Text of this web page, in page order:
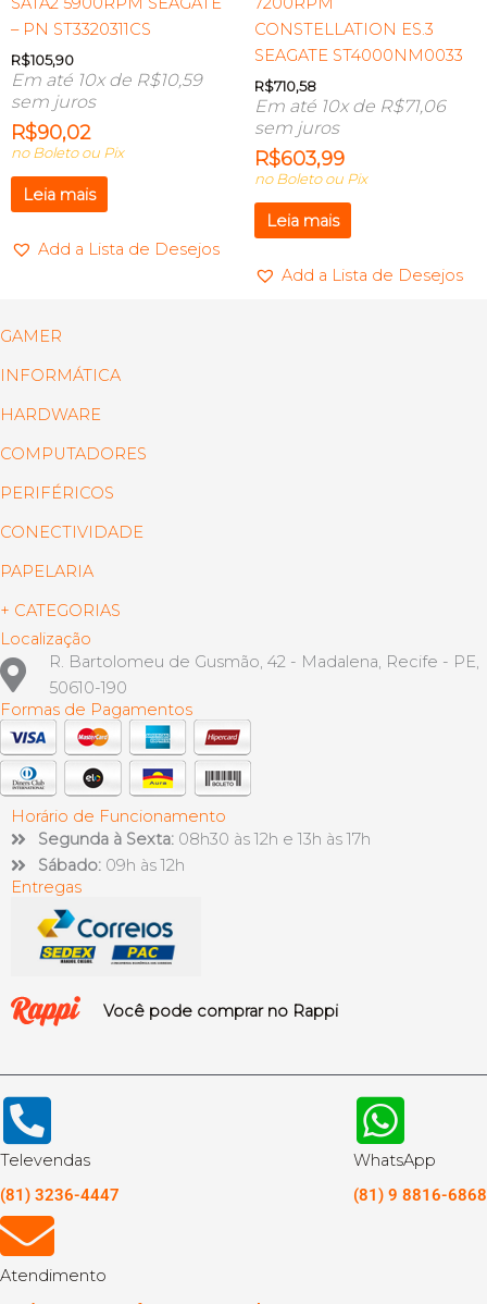
– PN ST3320311CS
R$105,90
Em até 10x de R$10,59
sem juros
R$90,02
no Boleto ou Pix
Leia mais
Add a Lista de Desejos
CONSTELLATION ES.3
SEAGATE ST4000NM0033
R$710,58
Em até 10x de R$71,06
sem juros
R$603,99
no Boleto ou Pix
Leia mais
Add a Lista de Desejos
GAMER
INFORMÁTICA
HARDWARE
COMPUTADORES
PERIFÉRICOS
CONECTIVIDADE
PAPELARIA
+ CATEGORIAS
Localização
R. Bartolomeu de Gusmão, 42 - Madalena, Recife - PE,
50610-190
Formas de Pagamentos
Horário de Funcionamento
Segunda à Sexta: 08h30 às 12h e 13h às 17h
Sábado: 09h às 12h
Entregas
Você pode comprar no Rappi
Televendas
(81) 3236-4447
WhatsApp
(81) 9 8816-6868
Atendimento